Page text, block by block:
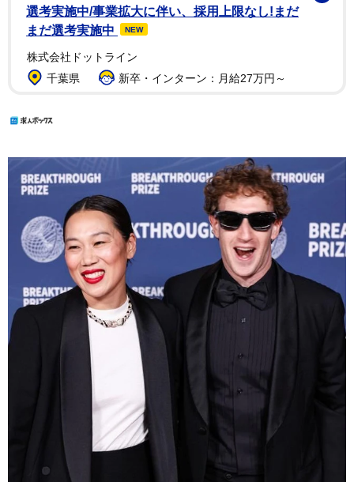
選考実施中/事業拡大に伴い、採用上限なし!まだ
まだ選考実施中
NEW
株式会社ドットライン
千葉県
新卒・インターン：月給27万円～